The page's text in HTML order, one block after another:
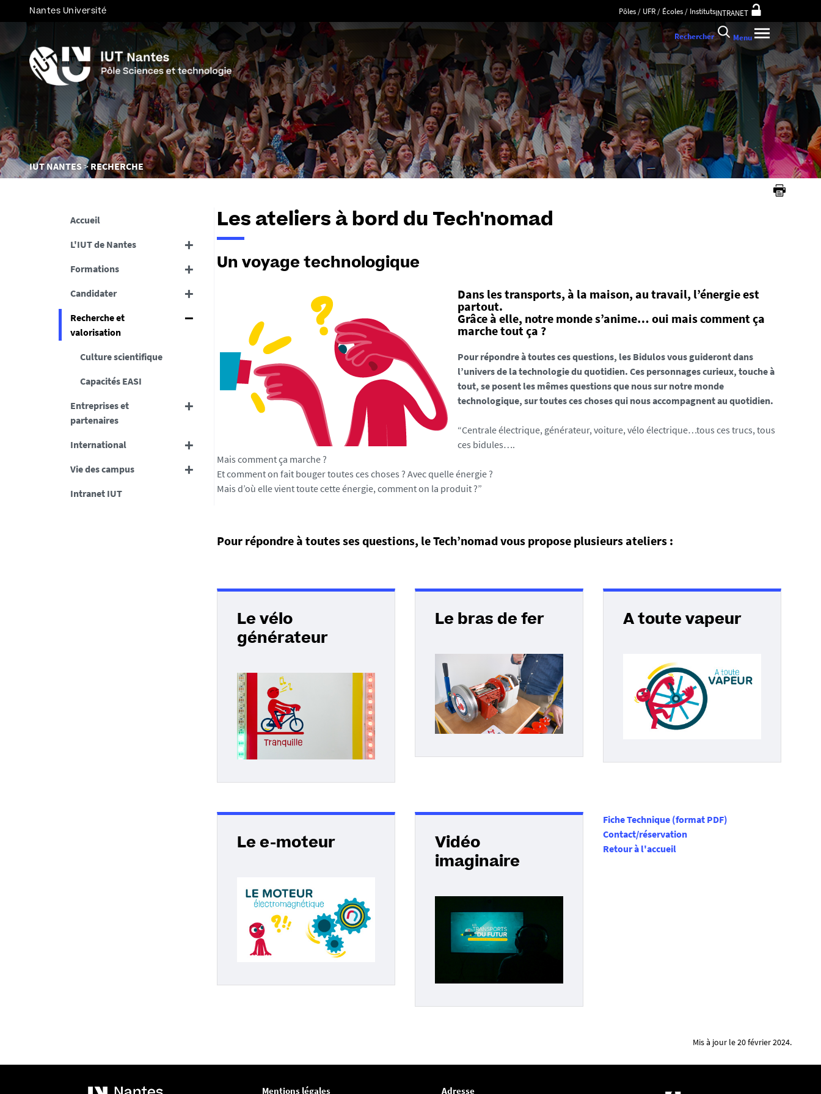
au
Nantes Université Pôles / UFR / Écoles / InstitutsINTRANET
Vous
êtes
IUT NANTES RECHERCHE
Rechercher Menu
Accueil
L'IUT de Nantes
Formations
Candidater
Recherche et
valorisation
Culture scientifique
Capacités EASI
Entreprises et
partenaires
International
Vie des campus
Intranet IUT
Les ateliers à bord du Tech'nomad
Un voyage technologique
Dans les transports, à la maison, au travail, l’énergie est
partout.
Grâce à elle, notre monde s’anime… oui mais comment ça
marche tout ça ?
Pour répondre à toutes ces questions, les Bidulos vous guideront dans
l’univers de la technologie du quotidien. Ces personnages curieux, touche à
tout, se posent les mêmes questions que nous sur notre monde
technologique, sur toutes ces choses qui nous accompagnent au quotidien.
“Centrale électrique, générateur, voiture, vélo électrique…tous ces trucs, tous
ces bidules….
Mais comment ça marche ?
Et comment on fait bouger toutes ces choses ? Avec quelle énergie ?
Mais d’où elle vient toute cette énergie, comment on la produit ?”
Pour répondre à toutes ses questions, le Tech’nomad vous propose plusieurs ateliers :
Le vélo
générateur
Le bras de fer A toute vapeur
Le e-moteur
Vidéo
imaginaire
Fiche Technique (format PDF)
Contact/réservation
Retour à l'accueil
Mis à jour le 20 février 2024.
Mentions légales Adresse